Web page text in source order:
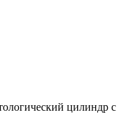
цилиндр с